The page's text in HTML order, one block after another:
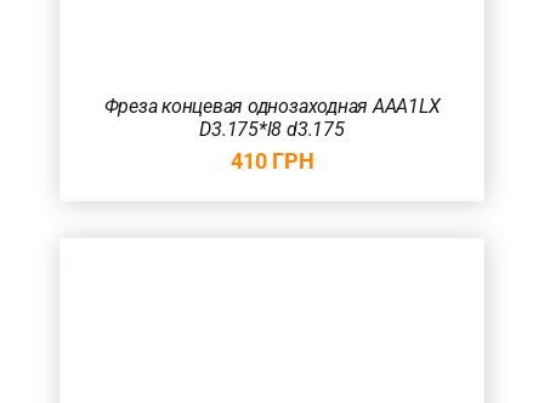
Фреза концевая однозаходная AAA1LX
D3.175*l8 d3.175
410 ГРН